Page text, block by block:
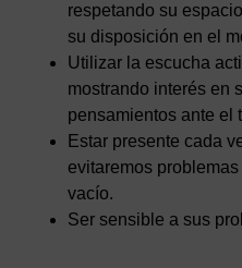
respetando su
su disposición en el
Utilizar la escucha
mostrando interés en
pensamientos ante el
Estar presente cada
evitaremos
vacío.
Ser sensible a sus